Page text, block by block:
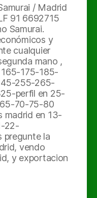
/ Madrid
91 6692715
Samurai.
y
cualquier
mano ,
165-175-185-
255-265-
perfil en 25-
70-75-80
madrid en 13-
22-
pregunte la
vendo
y exportacion